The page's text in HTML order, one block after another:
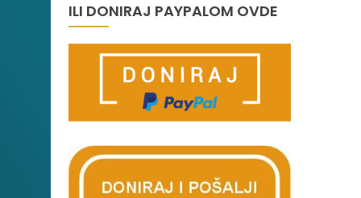
ILI DONIRAJ PAYPALOM OVDE